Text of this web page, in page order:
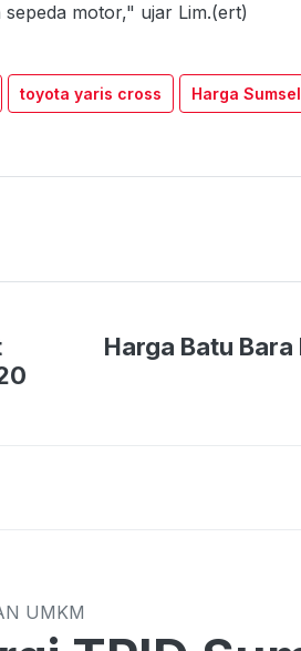
motor," ujar Lim.(ert)
toyota yaris cross Harga Sumsel
Harga Batu
UMKM